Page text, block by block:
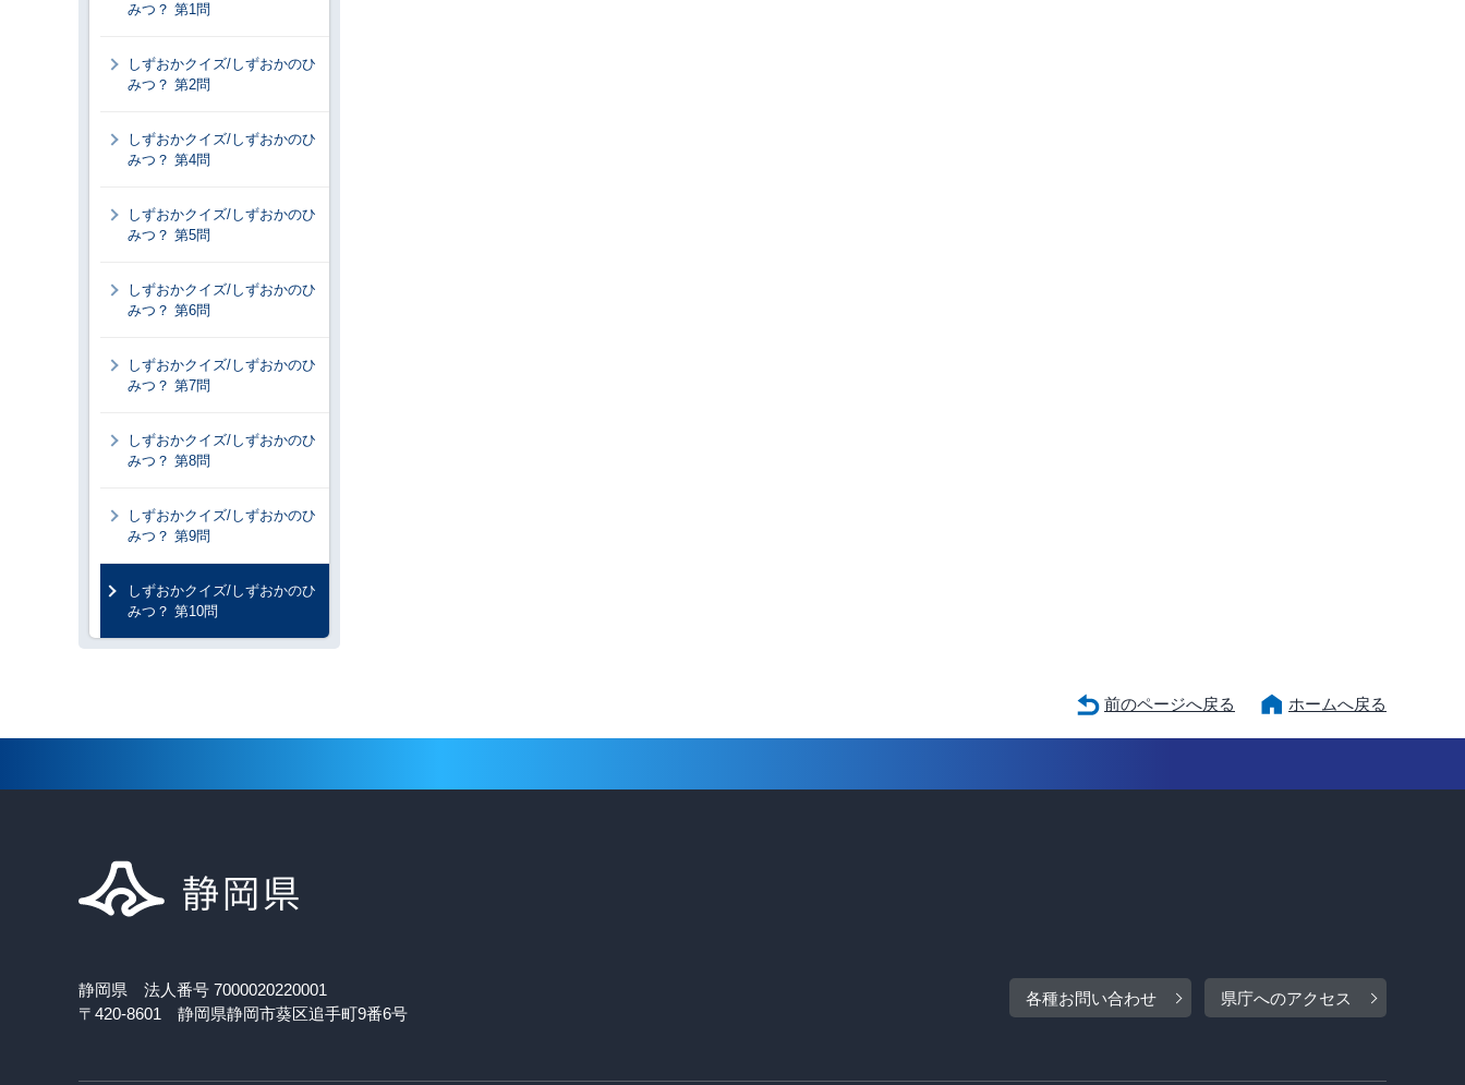
みつ？ 第1問
しずおかクイズ/しずおかのひ
みつ？ 第2問
しずおかクイズ/しずおかのひ
みつ？ 第4問
しずおかクイズ/しずおかのひ
みつ？ 第5問
しずおかクイズ/しずおかのひ
みつ？ 第6問
しずおかクイズ/しずおかのひ
みつ？ 第7問
しずおかクイズ/しずおかのひ
みつ？ 第8問
しずおかクイズ/しずおかのひ
みつ？ 第9問
しずおかクイズ/しずおかのひ
みつ？ 第10問
前のページへ戻る ホームへ戻る
静岡県 法人番号 7000020220001
〒420-8601 静岡県静岡市葵区追手町9番6号
各種お問い合わせ 県庁へのアクセス